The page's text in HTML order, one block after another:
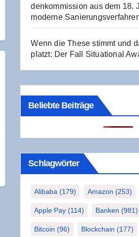
den­kom­mis­si­on aus dem 18.
moder­ne
Wenn die The­se stimmt und
platzt: Der Fall Situa­tio­nal
Beliebte Beiträge
Schlag­wör­ter
Alibaba (179) Amazon (253)
Apple Pay (114) Banken (981)
Bitcoin (96) Blockchain (177)